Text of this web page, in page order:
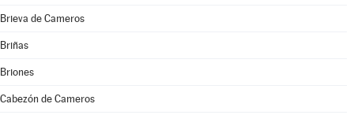
Brieva de Cameros
Briñas
Briones
Cabezón de Cameros